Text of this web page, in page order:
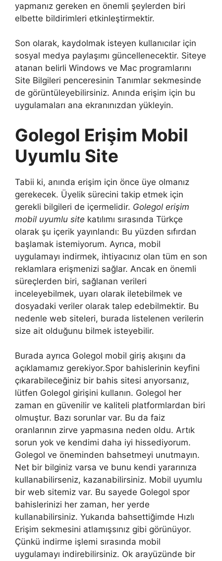
yapmanız gereken en önemli şeylerden biri
elbette bildirimleri etkinleştirmektir.
Son olarak, kaydolmak isteyen kullanıcılar için
sosyal medya paylaşımı güncellenecektir. Siteye
atanan belirli Windows ve Mac programlarını
Site Bilgileri penceresinin Tanımlar sekmesinde
de görüntüleyebilirsiniz. Anında erişim için bu
uygulamaları ana ekranınızdan yükleyin.
Golegol Erişim Mobil
Uyumlu Site
Tabii ki, anında erişim için önce üye olmanız
gerekecek. Üyelik sürecini takip etmek için
gerekli bilgileri de içermelidir. Golegol erişim
mobil uyumlu site katılımı sırasında Türkçe
olarak şu içerik yayınlandı: Bu yüzden sıfırdan
başlamak istemiyorum. Ayrıca, mobil
uygulamayı indirmek, ihtiyacınız olan tüm en son
reklamlara erişmenizi sağlar. Ancak en önemli
süreçlerden biri, sağlanan verileri
inceleyebilmek, uyarı olarak iletebilmek ve
dosyadaki veriler olarak talep edebilmektir. Bu
nedenle web siteleri, burada listelenen verilerin
size ait olduğunu bilmek isteyebilir.
Burada ayrıca Golegol mobil giriş akışını da
açıklamamız gerekiyor.Spor bahislerinin keyfini
çıkarabileceğiniz bir bahis sitesi arıyorsanız,
lütfen Golegol girişini kullanın. Golegol her
zaman en güvenilir ve kaliteli platformlardan biri
olmuştur. Bazı sorunlar var. Bu da faiz
oranlarının zirve yapmasına neden oldu. Artık
sorun yok ve kendimi daha iyi hissediyorum.
Golegol ve öneminden bahsetmeyi unutmayın.
Net bir bilginiz varsa ve bunu kendi yararınıza
kullanabilirseniz, kazanabilirsiniz. Mobil uyumlu
bir web sitemiz var. Bu sayede Golegol spor
bahislerinizi her zaman, her yerde
kullanabilirsiniz. Yukarıda bahsettiğimde Hızlı
Erişim sekmesini atlamışsınız gibi görünüyor.
Çünkü indirme işlemi sırasında mobil
uygulamayı indirebilirsiniz. Ok arayüzünde bir